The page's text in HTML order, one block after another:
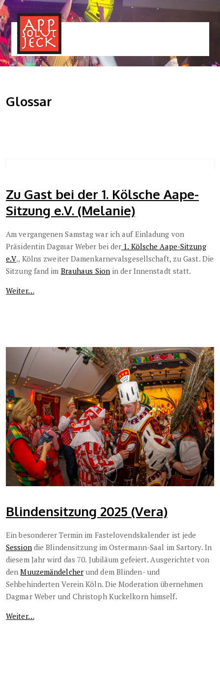
Glossar
Zu Gast bei der 1. Kölsche Aape-
Sitzung e.V. (Melanie)
Am vergangenen Samstag war ich auf Einladung von
Präsidentin Dagmar Weber bei der 1. Kölsche Aape-Sitzung
e.V., Kölns zweiter Damenkarnevalsgesellschaft, zu Gast. Die
Sitzung fand im Brauhaus Sionin der Innenstadt statt.
Weiter…
Blindensitzung 2025 (Vera)
Ein besonderer Termin im Fastelovendskalender ist jede
Sessiondie Blindensitzung im Ostermann-Saal im Sartory. In
diesem Jahr wird das 70. Jubiläum gefeiert. Ausgerichtet von
denMuuzemändelcherund dem Blinden- und
Sehbehinderten Verein Köln. Die Moderation übernehmen
Dagmar Weber und Christoph Kuckelkorn himself.
Weiter…